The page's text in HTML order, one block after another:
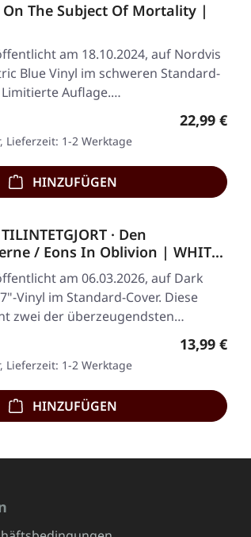
On The Subject Of Mortality |
am 18.10.2024, auf Nordvis
Blue Vinyl im schweren Standard-
Auflage.…
Regulärer
22,99 €
Lieferzeit: 1-2 Werktage
HINZUFÜGEN
· Den
/ Eons In Oblivion | WHITE
am 06.03.2026, auf Dark
Vinyl im Standard-Cover. Diese
zwei der überzeugendsten…
Regulärer
13,99 €
Lieferzeit: 1-2 Werktage
HINZUFÜGEN